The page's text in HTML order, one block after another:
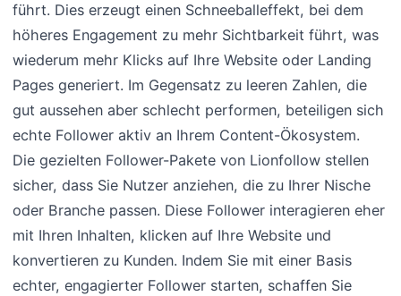
führt. Dies erzeugt einen Schneeballeffekt, bei dem
höheres Engagement zu mehr Sichtbarkeit führt, was
wiederum mehr Klicks auf Ihre Website oder Landing
Pages generiert. Im Gegensatz zu leeren Zahlen, die
gut aussehen aber schlecht performen, beteiligen sich
echte Follower aktiv an Ihrem Content-Ökosystem.
Die gezielten Follower-Pakete von Lionfollow stellen
sicher, dass Sie Nutzer anziehen, die zu Ihrer Nische
oder Branche passen. Diese Follower interagieren eher
mit Ihren Inhalten, klicken auf Ihre Website und
konvertieren zu Kunden. Indem Sie mit einer Basis
echter, engagierter Follower starten, schaffen Sie